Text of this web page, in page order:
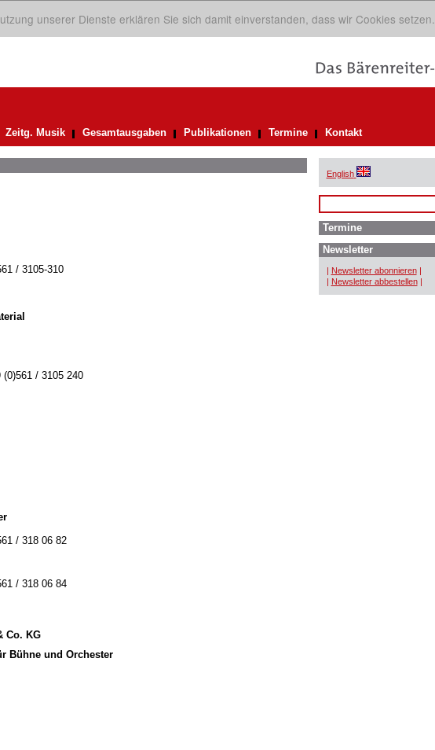
unserer Dienste erklären Sie sich damit einverstanden, dass wir Cookies setzen.
Zeitg. Musik Gesamtausgaben Publikationen Termine Kontakt
/ 3105-310
/ 3105 240
/ 318 06 82
/ 318 06 84
Co. KG
Bühne und Orchester
English
Termine
Newsletter
| Newsletter abonnieren |
| Newsletter abbestellen |